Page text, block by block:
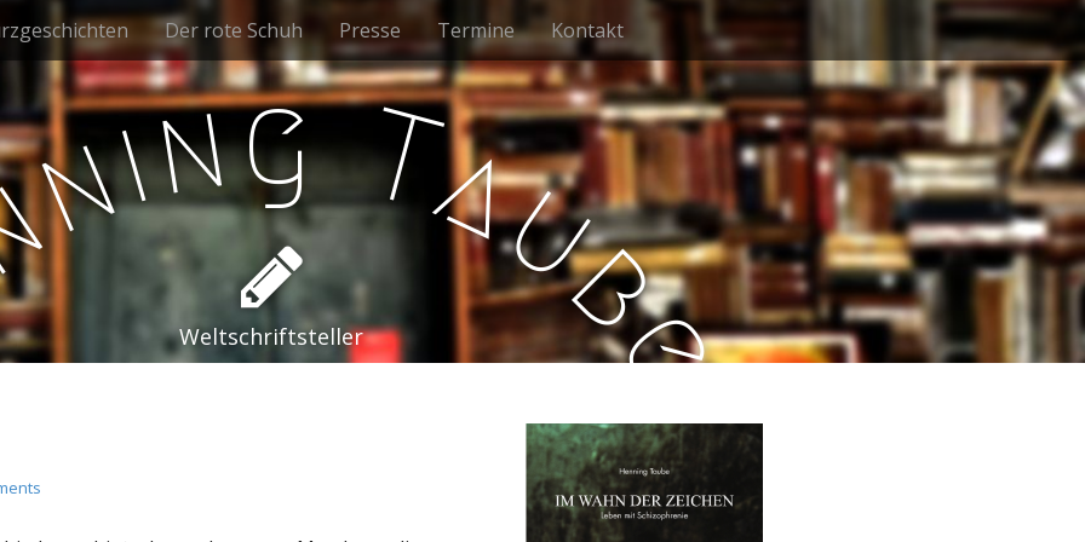
Der rote Schuh Presse Termine Kontakt
n
ing Ta
u
b
e
Weltschriftsteller